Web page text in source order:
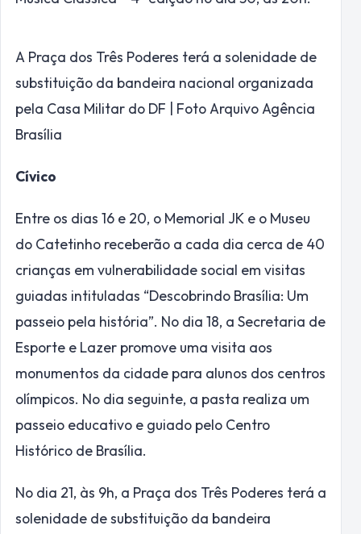
A Praça dos Três Poderes terá a solenidade de
substituição da bandeira nacional organizada
pela Casa Militar do DF | Foto Arquivo Agência
Brasília
Cívico
Entre os dias 16 e 20, o Memorial JK e o Museu
do Catetinho receberão a cada dia cerca de 40
crianças em vulnerabilidade social em visitas
guiadas intituladas “Descobrindo Brasília: Um
passeio pela história”. No dia 18, a Secretaria de
Esporte e Lazer promove uma visita aos
monumentos da cidade para alunos dos centros
olímpicos. No dia seguinte, a pasta realiza um
passeio educativo e guiado pelo Centro
Histórico de Brasília.
No dia 21, às 9h, a Praça dos Três Poderes terá a
solenidade de substituição da bandeira